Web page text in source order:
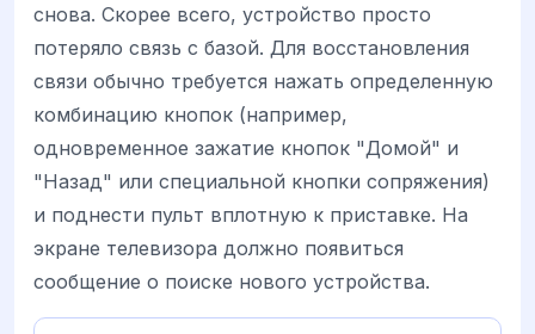
снова. Скорее всего, устройство просто
потеряло связь с базой. Для восстановления
связи обычно требуется нажать определенную
комбинацию кнопок (например,
одновременное зажатие кнопок "Домой" и
"Назад" или специальной кнопки сопряжения)
и поднести пульт вплотную к приставке. На
экране телевизора должно появиться
сообщение о поиске нового устройства.